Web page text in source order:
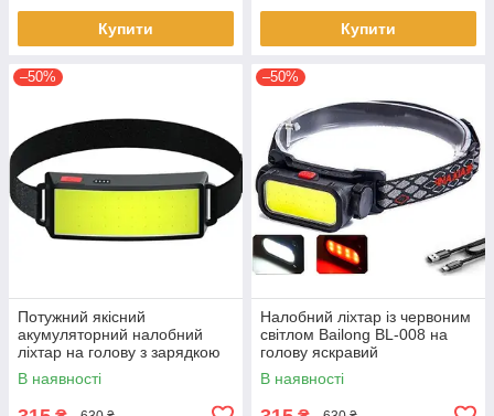
Купити Купити
–50%
Потужний якісний
акумуляторний налобний
ліхтар на голову з зарядкою
BL-F007 COB на чоло для
нічної рибалки
В наявності
–50%
Налобний ліхтар із червоним
світлом Bailong BL-008 на
голову яскравий
акумуляторний СОВ CREE
вологозахист micro USB
В наявності